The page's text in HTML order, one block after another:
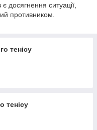
ситуації,
противником.
тенісу
тенісу